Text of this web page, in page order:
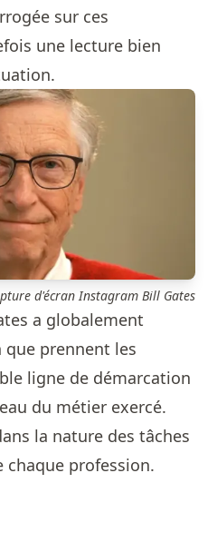
sur ces
une lecture bien
d'écran Instagram Bill Gates
a globalement
prennent les
ligne de démarcation
du métier exercé.
la nature des tâches
chaque profession.